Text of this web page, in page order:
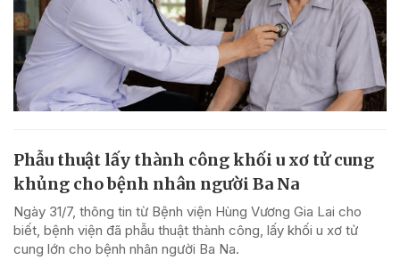
Phẫu thuật lấy thành công khối u xơ tử cung
khủng cho bệnh nhân người Ba Na
Ngày 31/7, thông tin từ Bệnh viện Hùng Vương Gia Lai cho
biết, bệnh viện đã phẫu thuật thành công, lấy khối u xơ tử
cung lớn cho bệnh nhân người Ba Na.